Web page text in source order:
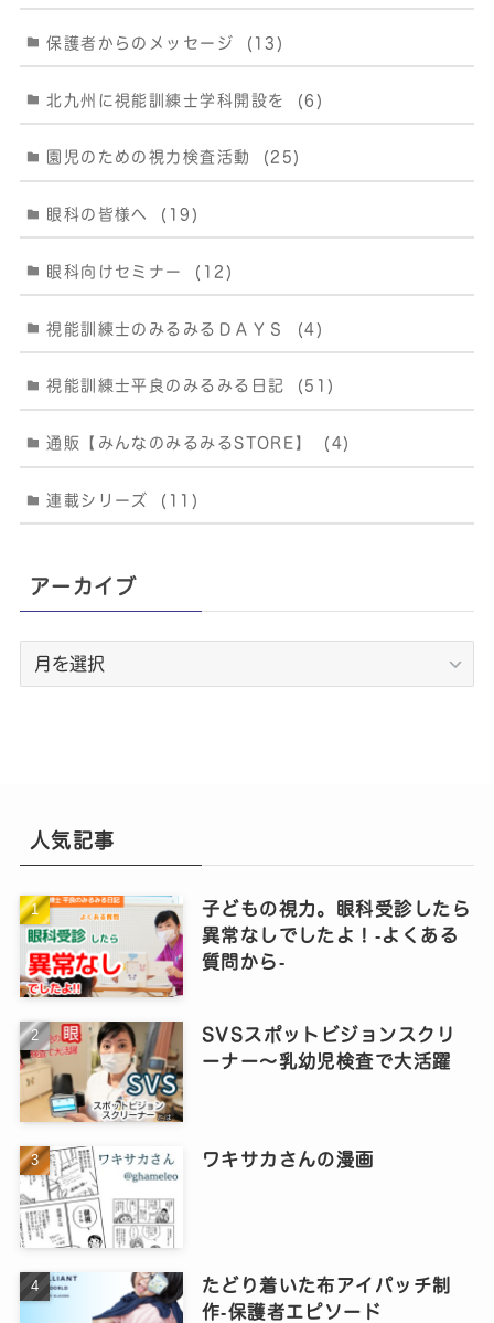
保護者からのメッセージ (13)
北九州に視能訓練士学科開設を (6)
園児のための視力検査活動 (25)
眼科の皆様へ (19)
眼科向けセミナー (12)
視能訓練士のみるみるＤＡＹＳ (4)
視能訓練士平良のみるみる日記 (51)
通販【みんなのみるみるSTORE】 (4)
連載シリーズ (11)
アーカイブ
ア
人気記事
子どもの視力。眼科受診したら
異常なしでしたよ！‐よくある
質問から‐
SVSスポットビジョンスクリ
ーナー～乳幼児検査で大活躍
ワキサカさんの漫画
たどり着いた布アイパッチ制
作‐保護者エピソード